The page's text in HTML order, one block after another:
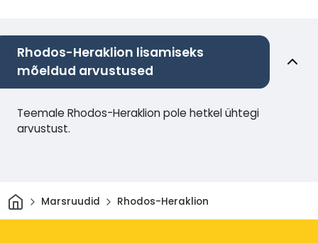
Rhodos-Heraklion lisamiseks
mõeldud arvustused
Teemale Rhodos-Heraklion pole hetkel ühtegi
arvustust.
Avaleht
Marsruudid Rhodos-Heraklion